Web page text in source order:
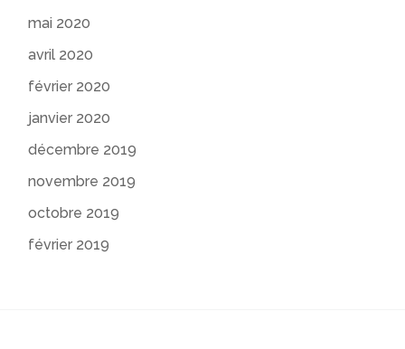
mai 2020
avril 2020
février 2020
janvier 2020
décembre 2019
novembre 2019
octobre 2019
février 2019